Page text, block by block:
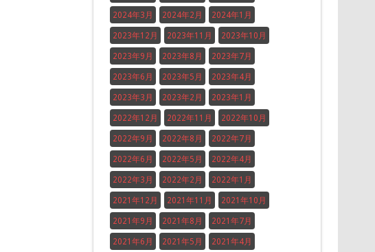
2024年3月 2024年2月 2024年1月
2023年12月 2023年11月 2023年10月
2023年9月 2023年8月 2023年7月
2023年6月 2023年5月 2023年4月
2023年3月 2023年2月 2023年1月
2022年12月 2022年11月 2022年10月
2022年9月 2022年8月 2022年7月
2022年6月 2022年5月 2022年4月
2022年3月 2022年2月 2022年1月
2021年12月 2021年11月 2021年10月
2021年9月 2021年8月 2021年7月
2021年6月 2021年5月 2021年4月